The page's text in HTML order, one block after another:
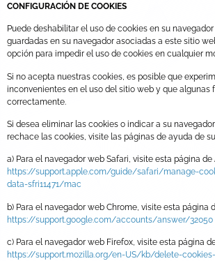
CONFIGURACIÓN DE COOKIES
Puede deshabilitar el uso de cookies en su
guardadas en su navegador asociadas a este sitio
opción para impedir el uso de cookies en cualquier
Si no acepta nuestras cookies, es posible que
inconvenientes en el uso del sitio web y que algunas
correctamente.
Si desea eliminar las cookies o indicar a su
rechace las cookies, visite las páginas de ayuda de
a) Para el navegador web Safari, visite esta página de
https://support.apple.com/guide/safari/manage-
data-sfri11471/mac
b) Para el navegador web Chrome, visite esta página
https://support.google.com/accounts/answer/32050
c) Para el navegador web Firefox, visite esta página
https://support.mozilla.org/en-US/kb/delete-